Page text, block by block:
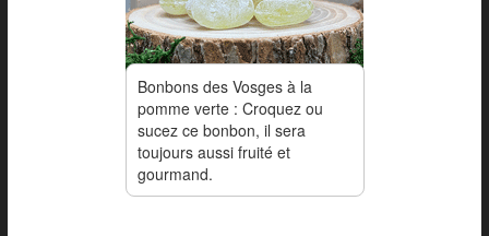
Bonbons des Vosges à la
pomme verte : Croquez ou
sucez ce bonbon, il sera
toujours aussi fruité et
gourmand.